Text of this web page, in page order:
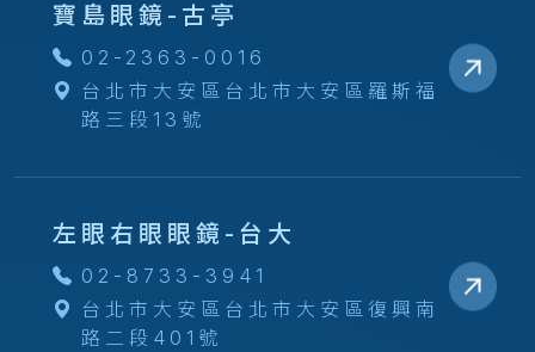
寶島眼鏡-古亭
02-2363-0016
台北市大安區台北市大安區羅斯福
路三段13號
左眼右眼眼鏡-台大
02-8733-3941
台北市大安區台北市大安區復興南
路二段401號